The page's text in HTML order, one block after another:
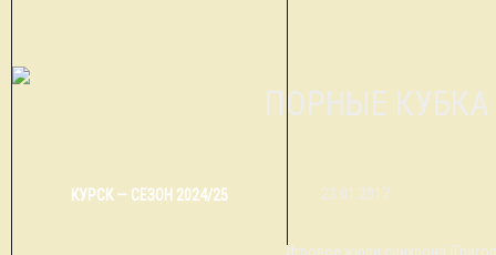
КУРСК — СЕЗОН 2024/25
СПОРНЫЕ
23.01.2017